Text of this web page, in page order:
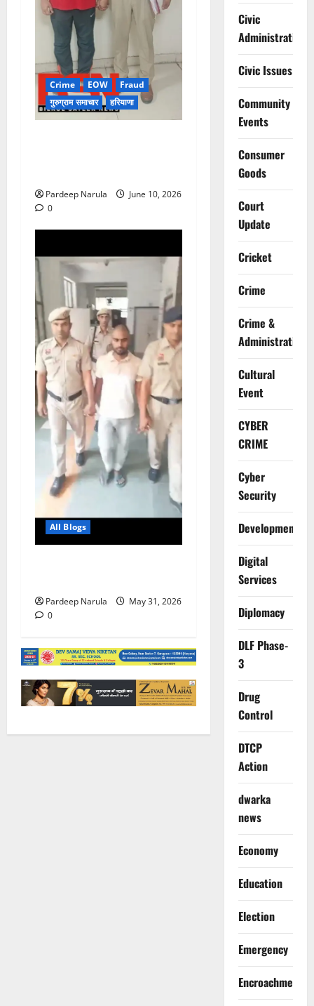
Crime EOW
Fraud
गुरुग्राम समाचार
हरियाणा
Pardeep Narula
June 10, 2026
0
All Blogs
Pardeep Narula
May 31, 2026
0
Civic
Administration
Civic Issues
Community
Events
Consumer
Goods
Court
Update
Cricket
Crime
Crime &
Administration
Cultural
Event
CYBER
CRIME
Cyber
Security
Development
Digital
Services
Diplomacy
DLF Phase-
3
Drug
Control
DTCP
Action
dwarka
news
Economy
Education
Election
Emergency
Encroachment